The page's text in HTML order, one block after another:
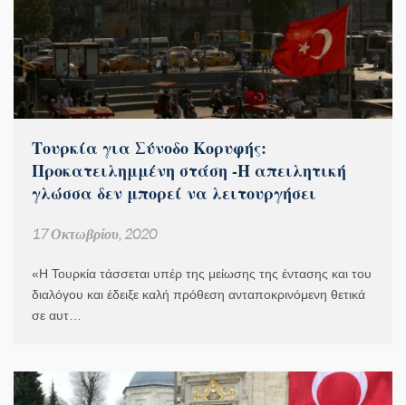
Τουρκία για Σύνοδο Κορυφής:
Προκατειλημμένη στάση -Η απειλητική
γλώσσα δεν μπορεί να λειτουργήσει
17 Οκτωβρίου, 2020
«Η Τουρκία τάσσεται υπέρ της μείωσης της έντασης και του
διαλόγου και έδειξε καλή πρόθεση ανταποκρινόμενη θετικά
σε αυτ…